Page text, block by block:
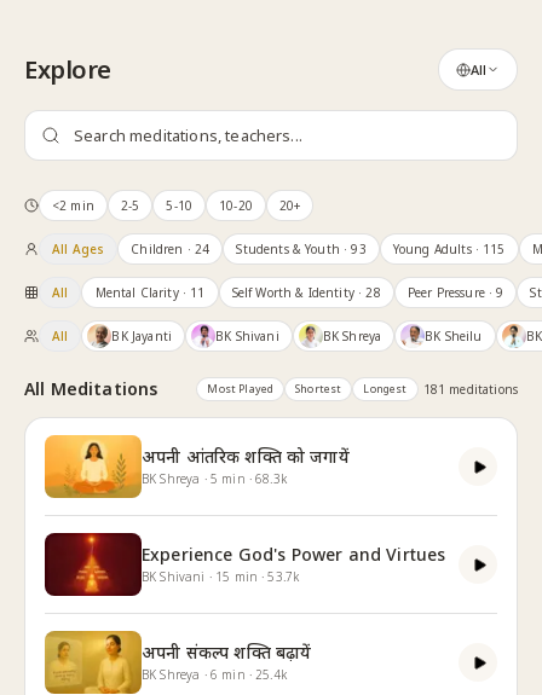
Explore All
<2 min 2-5 5-10 10-20 20+
All Ages Children · 24 Students & Youth · 93 Young Adults· 115
All Mental Clarity· 11 Self Worth & Identity· 28 Peer Pressure· 9
All BK Jayanti BK Shivani BK Shreya BK Sheilu
All Meditations Most Played Shortest Longest 181 meditations
अपनी आंतरिक शक्ति को जगायें
BK Shreya · 5 min ·68.3k
Experience God's Power and Virtues
BK Shivani · 15 min ·53.7k
अपनी संकल्प शक्ति बढ़ायें
BK Shreya · 6 min · 25.4k